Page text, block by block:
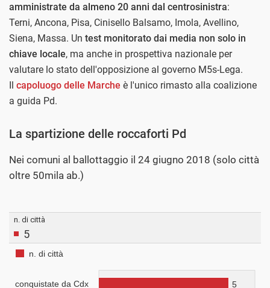
amministrate da almeno 20 anni dal centrosinistra:
Terni, Ancona, Pisa, Cinisello Balsamo, Imola, Avellino,
Siena, Massa. Un test monitorato dai media non solo in
chiave locale, ma anche in prospettiva nazionale per
valutare lo stato dell'opposizione al governo M5s-Lega.
Il capoluogo delle Marche è l'unico rimasto alla coalizione
a guida Pd.
La spartizione delle roccaforti Pd
Nei comuni al ballottaggio il 24 giugno 2018 (solo città
oltre 50mila ab.)